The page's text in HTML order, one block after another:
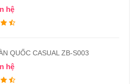
hệ
QUỐC CASUAL ZB-S003
hệ